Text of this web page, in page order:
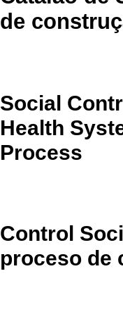
de
Social
Health
Process
Control
proceso de